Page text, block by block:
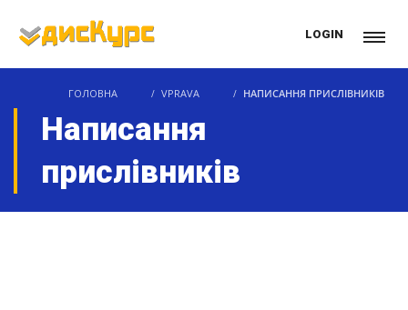
LOGIN
ГОЛОВНА VPRAVA НАПИСАННЯ ПРИСЛІВНИКІВ
Написання
прислівників